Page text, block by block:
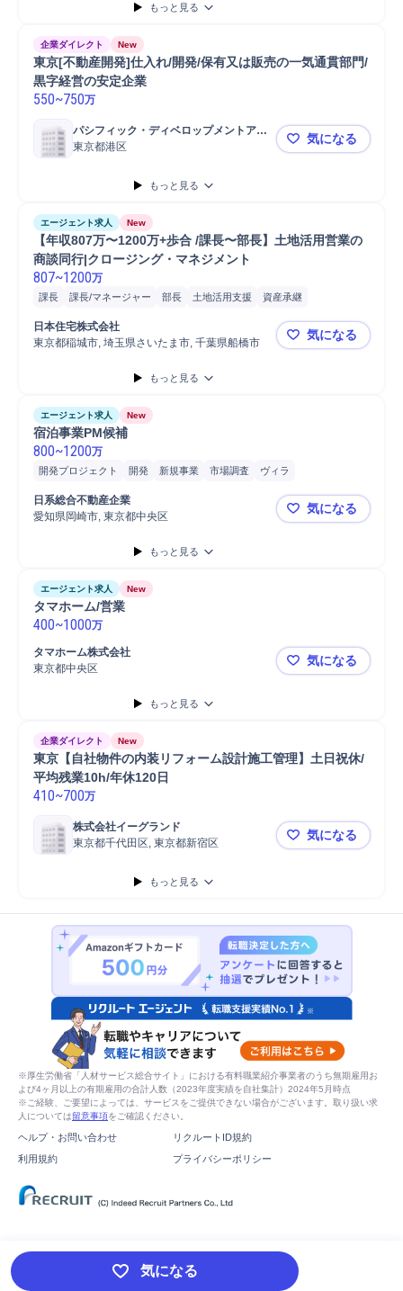
もっと見る
企業ダイレクト New
東京[不動産開発]仕入れ/開発/保有又は販売の一気通貫部門/
黒字経営の安定企業
550~750万
パシフィック・ディベロップメントアン
ドマネージメント株式会社
東京都港区 東京[不動産
気になる
もっと見る
エージェント求人 New
【年収807万〜1200万+歩合 /課長〜部長】土地活用営業の
商談同行|クロージング・マネジメント
807~1200万
課長 課長/マネージャー 部長 土地活用支援
資産承継
資産運用方針アドバイス
固定資産税制度
節税アドバイス クロージング 営業同行
育成指導
コンサルタント
コンサルティング業務
土地個人向け営業
土地法人向け営業
宅地建物取引業法
金融資産運用アドバイス
不動産売買
不動産売買支援コンサルティング
日本住宅株式会社
東京都稲城市, 埼玉県さいたま市, 千葉県船橋市
【年収807
気になる
もっと見る
エージェント求人 New
宿泊事業PM候補
800~1200万
開発プロジェクト 開発 新規事業 市場調査
ヴィラ
プロジェクトマネジメント
日系総合不動産企業
愛知県岡崎市, 東京都中央区
宿泊事業
気になる
もっと見る
エージェント求人 New
タマホーム/営業
400~1000万
タマホーム株式会社
東京都中央区
タマホーム/
気になる
もっと見る
企業ダイレクト New
東京【自社物件の内装リフォーム設計施工管理】土日祝休/
平均残業10h/年休120日
410~700万
株式会社イーグランド
東京都千代田区, 東京都新宿区
東京【自社
気になる
もっと見る
気になる
※厚生労働省「人材サービス総合サイト」における有料職業紹介事業者のうち無期雇用お
よび4ヶ月以上の有期雇用の合計人数（2023年度実績を自社集計）2024年5月時点
※ご経験、ご要望によっては、サービスをご提供できない場合がございます。取り扱い求
人については留意事項をご確認ください。
ヘルプ・お問い合わせ
リクルートID規約
利用規約
プライバシーポリシー